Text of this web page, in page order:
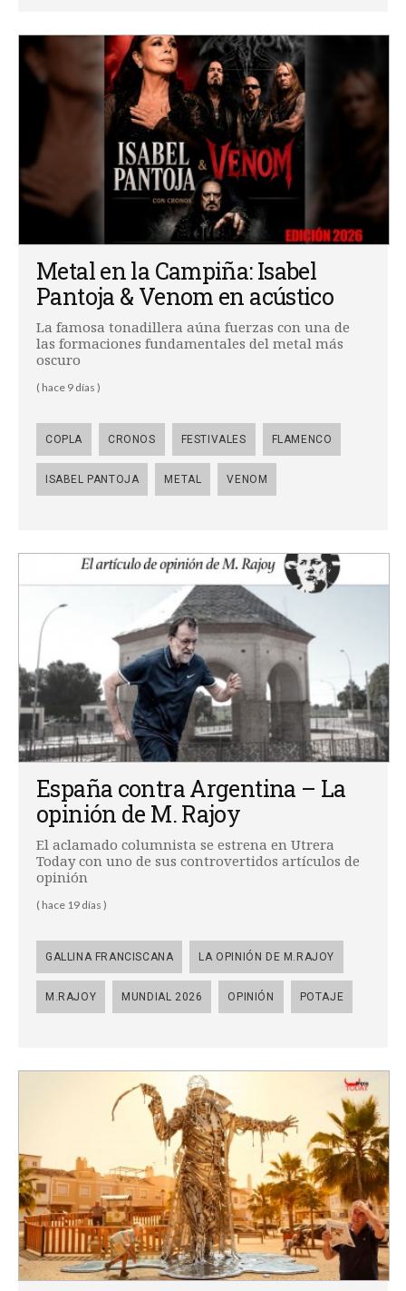
Metal en la Campiña: Isabel
Pantoja & Venom en acústico
La famosa tonadillera aúna fuerzas con una de
las formaciones fundamentales del metal más
oscuro
( hace 9 días )
COPLA CRONOS FESTIVALES FLAMENCO
ISABEL PANTOJA METAL VENOM
España contra Argentina – La
opinión de M. Rajoy
El aclamado columnista se estrena en Utrera
Today con uno de sus controvertidos artículos de
opinión
( hace 19 días )
GALLINA FRANCISCANA LA OPINIÓN DE M.RAJOY
M.RAJOY MUNDIAL 2026 OPINIÓN POTAJE